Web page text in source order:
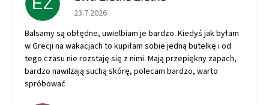
Hodnotenie obchodu je 5 z 5 hviezdičiek.
23.7.2026
Balsamy są obłędne, uwielbiam je bardzo. Kiedyś jak byłam
w Grecji na wakacjach to kupiłam sobie jedną butelkę i od
tego czasu nie rozstaję się z nimi. Mają przepiękny zapach,
bardzo nawilżają suchą skórę, polecam bardzo, warto
spróbować